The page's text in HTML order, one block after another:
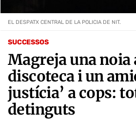
SUCCESSOS
Magreja una noia
discoteca i un
justícia’ a cops:
detinguts
EL DESPATX CENTRAL DE LA POLICIA DE NIT.